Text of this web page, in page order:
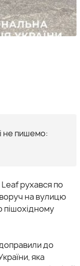
не пишемо:
рухався по
на вулицю
пішохідному
до
яка